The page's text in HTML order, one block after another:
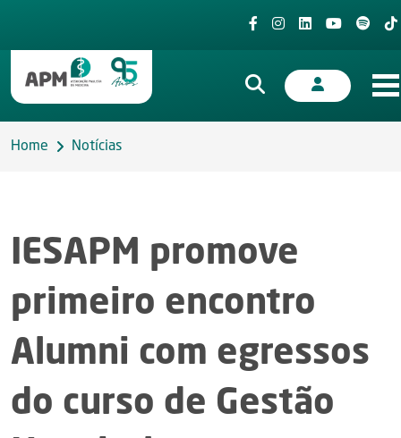
Home Notícias
IESAPM promove
primeiro encontro
Alumni com egressos
do curso de Gestão